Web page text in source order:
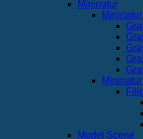
Mininatur
Model Scene